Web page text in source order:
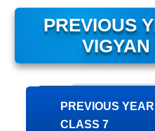
PREVIOUS
PREVIOUS
CLASS 7